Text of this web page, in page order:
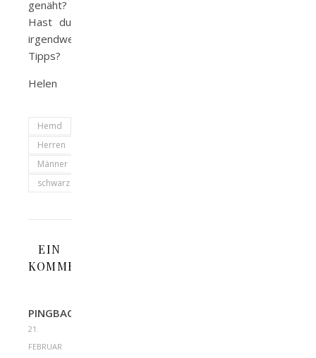
genäht?
Hast du
irgendwelche
Tipps?
Helen
Hemd
Herren
Männer
schwarz
EIN
KOMMENTAR
PINGBACK:
21.
FEBRUAR